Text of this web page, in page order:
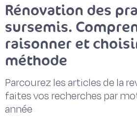
Rénovation des
sursemis.
raisonner et
méthode
Parcourez les articles de la
faites vos recherches par
année